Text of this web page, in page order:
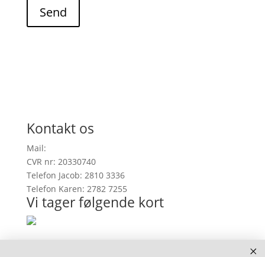
Send
Kontakt os
Mail:
CVR nr: 20330740
Telefon Jacob: 2810 3336
Telefon Karen: 2782 7255
Vi tager følgende kort